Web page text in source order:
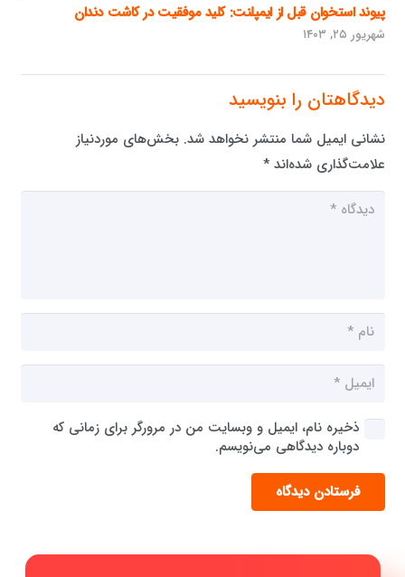
پیوند استخوان قبل از ایمپلنت: کلید موفقیت در کاشت دندان
شهریور ۲۵, ۱۴۰۳
دیدگاهتان را بنویسید
نشانی ایمیل شما منتشر نخواهد شد. بخش‌های موردنیاز
علامت‌گذاری شده‌اند*
ذخیره نام، ایمیل و وبسایت من در مرورگر برای زمانی که
دوباره دیدگاهی می‌نویسم.
فرستادن دیدگاه